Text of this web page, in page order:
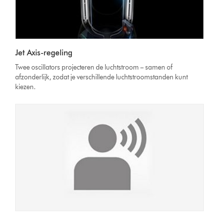
Jet Axis-regeling
Twee oscillators projecteren de luchtstroom – samen of
afzonderlijk, zodat je verschillende luchtstroomstanden kunt
kiezen.